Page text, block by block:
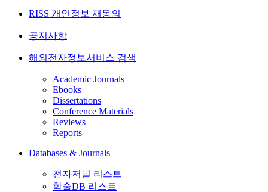
RISS 개인정보 재동의
공지사항
해외전자정보서비스 검색
Academic Journals
Ebooks
Dissertations
Conference Materials
Reviews
Reports
Databases & Journals
전자저널 리스트
학술DB 리스트